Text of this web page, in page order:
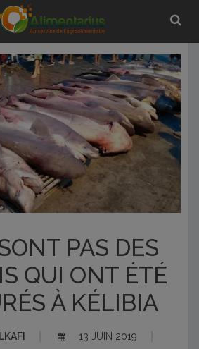
PAS DES
QUI ONT ÉTÉ
À KÉLIBIA
13 JUIN 2019